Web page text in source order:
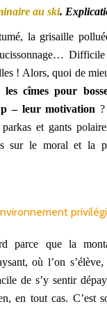
au ski.
la grisaille
Difficile
! Alors, quoi de
les cîmes pour
– leur motivation
parkas et gants
sur le moral et la
parce que la
où l’on
de s’y sentir
en tout cas. C’est